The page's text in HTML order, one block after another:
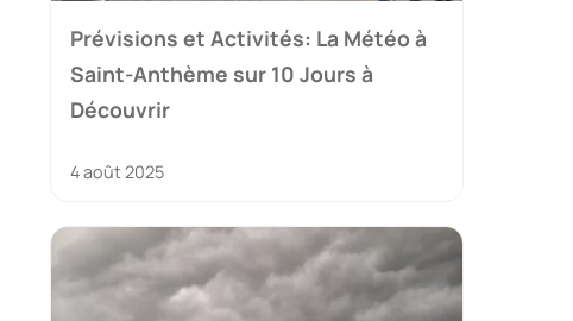
Prévisions et Activités: La Météo à
Saint-Anthème sur 10 Jours à
Découvrir
4 août 2025